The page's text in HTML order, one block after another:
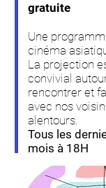
gratuite
Une
cinéma
La projection
convivial
rencontrer et
avec nos
alentours.
Tous les
mois à 18H